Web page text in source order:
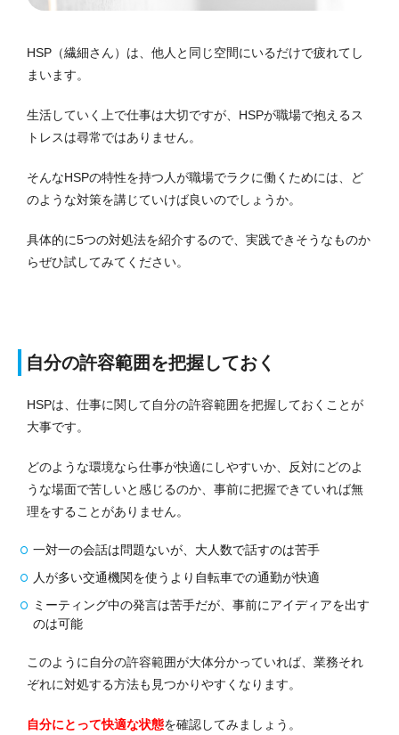
HSP（繊細さん）は、他人と同じ空間にいるだけで疲れてし
まいます。
生活していく上で仕事は大切ですが、HSPが職場で抱えるス
トレスは尋常ではありません。
そんなHSPの特性を持つ人が職場でラクに働くためには、ど
のような対策を講じていけば良いのでしょうか。
具体的に5つの対処法を紹介するので、実践できそうなものか
らぜひ試してみてください。
自分の許容範囲を把握しておく
HSPは、仕事に関して自分の許容範囲を把握しておくことが
大事です。
どのような環境なら仕事が快適にしやすいか、反対にどのよ
うな場面で苦しいと感じるのか、事前に把握できていれば無
理をすることがありません。
一対一の会話は問題ないが、大人数で話すのは苦手
人が多い交通機関を使うより自転車での通勤が快適
ミーティング中の発言は苦手だが、事前にアイディアを出す
のは可能
このように自分の許容範囲が大体分かっていれば、業務それ
ぞれに対処する方法も見つかりやすくなります。
自分にとって快適な状態を確認してみましょう。